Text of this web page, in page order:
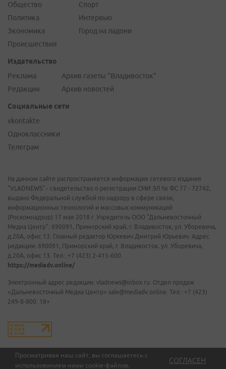
Просматривая наш сайт, вы соглашаетесь с
использованием нами cookie-файлов.
СОГЛАСЕН
Общество
Политика
Экономика
Происшествия
Спорт
Интервью
Город на ладони
Издательство
Реклама
Редакция
Архив газеты "Владивосток"
Архив новостей
Социальные сети
vkontakte
Одноклассники
Телеграм
На данном сайте распространяется информация сетевого издания
"VLADNEWS" - свидетельство о регистрации СМИ ЭЛ № ФС 77 - 72742,
выдано Федеральной службой по надзору в сфере связи,
информационных технологий и массовых коммуникаций
(Роскомнадзор) 17 мая 2018 г. Учредитель ООО "Дальневосточный
Медиа Центр". 690091, Приморский край, г. Владивосток, ул. Уборевича,
д.20А, офис 13. Главный редактор Юркевич Дмитрий Юрьевич. Адрес
редакции: 690091, Приморский край, г. Владивосток, ул. Уборевича,
д.20А, офис 13. Тел.: +7 (423) 2-415-600.
https://mediadv.online/
Электронный адрес редакции: vladnews@inbox.ru. Отдел продаж
«Дальневосточный Медиа Центр» sale@mediadv.online. Тел.: +7 (423)
249-8-800. 18+